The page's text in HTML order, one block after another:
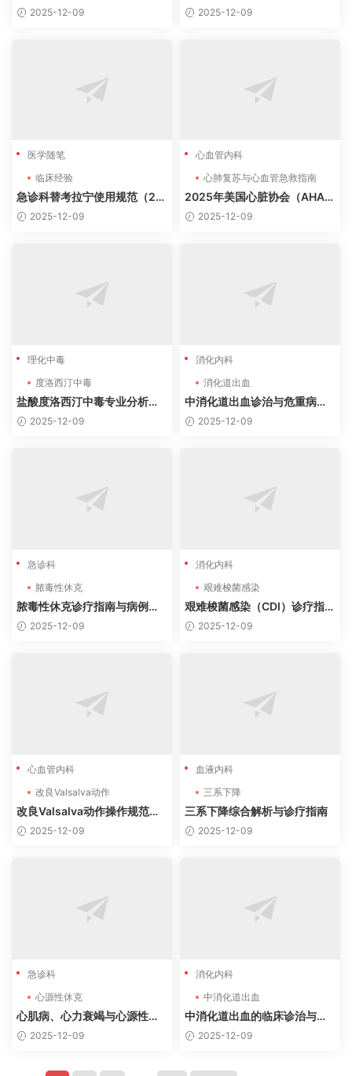
治疗策略（2025指南）
2025-12-09
专家共识
2025-12-09
医学随笔
临床经验
急诊科替考拉宁使用规范（20
24版）
2025-12-09
心血管内科
心肺复苏与心血管急救指南
2025年美国心脏协会（AHA）
心肺复苏与心血管急救指南
2025-12-09
理化中毒
度洛西汀中毒
盐酸度洛西汀中毒专业分析及
病例2025-12-09
消化内科
消化道出血
中消化道出血诊治与危重病例
分析：基于最新指南的临床实
2025-12-09
急诊科
脓毒性休克
脓毒性休克诊疗指南与病例分
析（2024-2025最新）
2025-12-09
消化内科
艰难梭菌感染
艰难梭菌感染（CDI）诊疗指南
解读及病例分析
2025-12-09
心血管内科
改良Valsalva动作
改良Valsalva动作操作规范指
南（2025最新版）
2025-12-09
血液内科
三系下降
三系下降综合解析与诊疗指南
2025-12-09
急诊科
心源性休克
心肌病、心力衰竭与心源性休
克的诊疗精要与危重病例分析
2025-12-09
消化内科
中消化道出血
中消化道出血的临床诊治与危
重病例分析
2025-12-09